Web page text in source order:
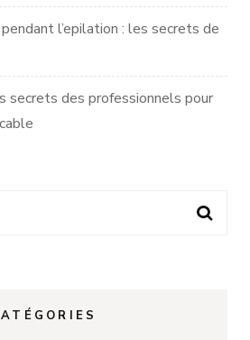
l’epilation : les secrets de
secrets des professionnels pour